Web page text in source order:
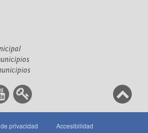
privacidad Accesibilidad